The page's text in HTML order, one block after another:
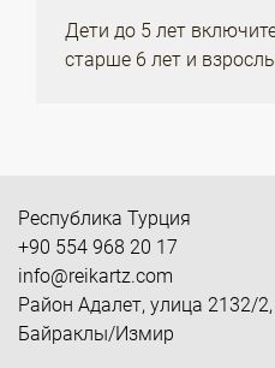
Дети до 5 лет
старше 6 лет и
Республика Турция
+90 554 968 20 17
info@reikartz.com
Район Адалет, улица 2132/
Байраклы/Измир